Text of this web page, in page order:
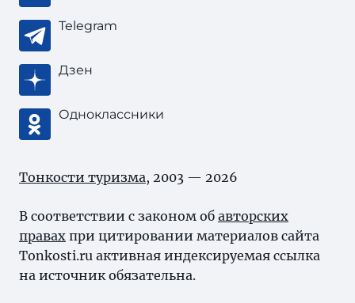
Telegram
Дзен
Одноклассники
Тонкости туризма, 2003 — 2026
В соответствии с законом об авторских
правах при цитировании материалов сайта
Tonkosti.ru активная индексируемая ссылка
на источник обязательна.